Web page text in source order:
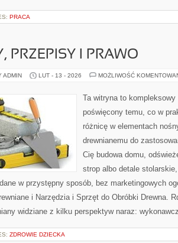
PRACA
PRZEPISY I PRAWO
ADMIN LUT - 13 - 2026 MOŻLIWOŚĆ
Ta witryna to
poświęcony temu, co w
różnicę w elementach
drewnianemu do
Cię budowa domu,
strop albo detale
w przystępny sposób, bez marketingowych
i Narzędzia i Sprzęt do Obróbki Drewna.
widziane z kilku perspektyw naraz:
ZDROWIE DZIECKA